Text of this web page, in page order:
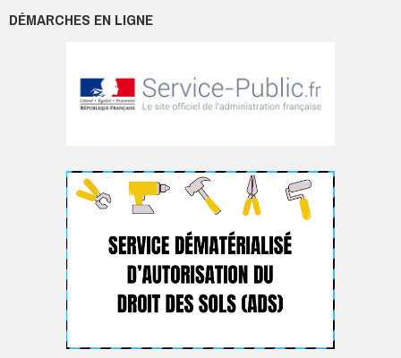
DÉMARCHES EN LIGNE